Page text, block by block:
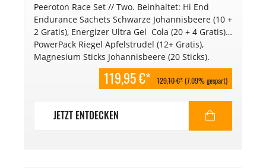
Peeroton Race Set // Two. Beinhaltet: Hi End
Endurance Sachets Schwarze Johannisbeere (10 +
2 Gratis), Energizer Ultra Gel Cola (20 + 4 Gratis),
PowerPack Riegel Apfelstrudel (12+ Gratis),
Magnesium Sticks Johannisbeere (20 Sticks).
119,95 €* 129,10 €*(7.09% gespart)
JETZT ENTDECKEN